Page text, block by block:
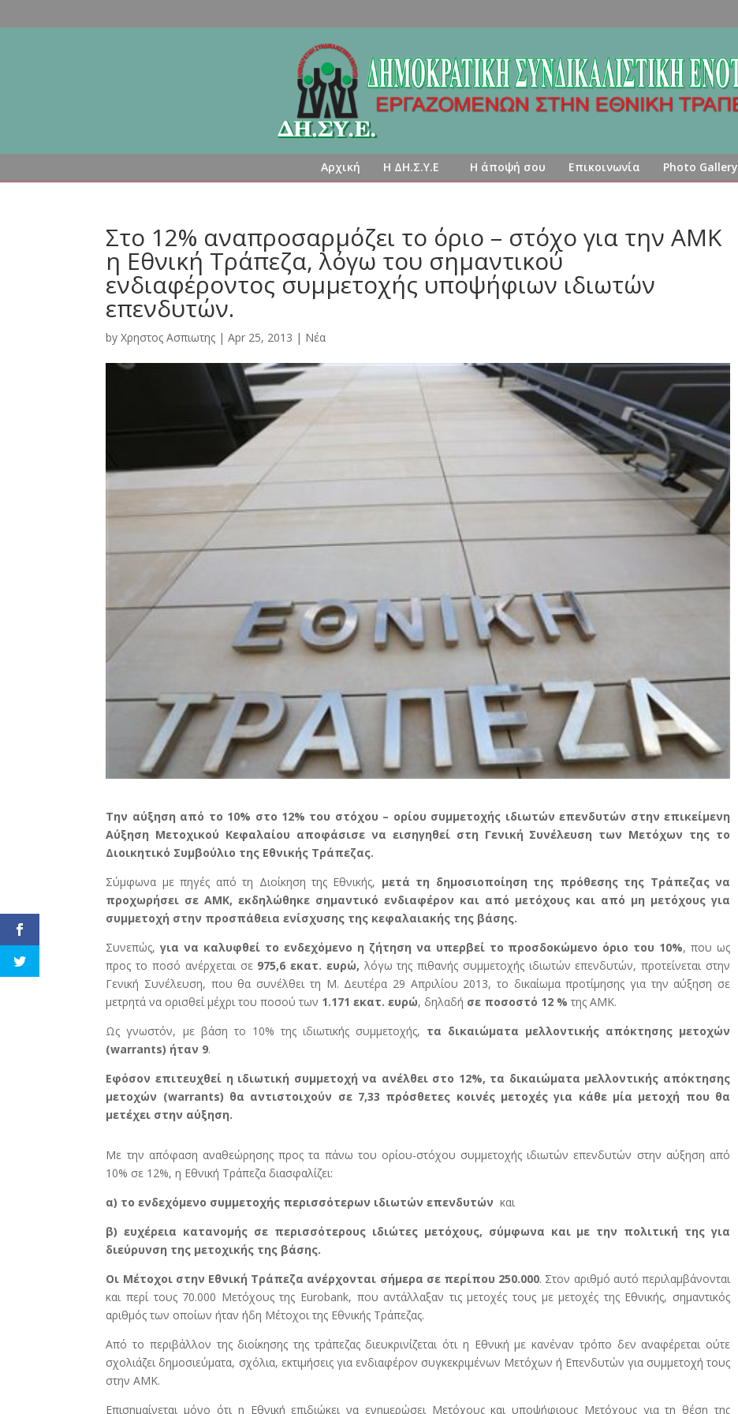
Αρχική Η ΔΗ.Σ.Υ.Ε Η άποψή σου Επικοινωνία Photo Gallery
Στο 12% αναπροσαρμόζει το όριο – στόχο για την ΑΜΚ
η Εθνική Τράπεζα, λόγω του σημαντικού
ενδιαφέροντος συμμετοχής υποψήφιων ιδιωτών
επενδυτών.
byΧρηστος Ασπιωτης |Apr 25, 2013 | Νέα
Την αύξηση από το 10% στο 12% του στόχου – ορίου συμμετοχής ιδιωτών επενδυτών στην επικείμενη
Αύξηση Μετοχικού Κεφαλαίου αποφάσισε να εισηγηθεί στη Γενική Συνέλευση των Μετόχων της το
Διοικητικό Συμβούλιο της Εθνικής Τράπεζας.
Σύμφωνα με πηγές από τη Διοίκηση της Εθνικής, μετά τη δημοσιοποίηση της πρόθεσης της Τράπεζας να
προχωρήσει σε ΑΜΚ, εκδηλώθηκε σημαντικό ενδιαφέρον και από μετόχους και από μη μετόχους για
συμμετοχή στην προσπάθεια ενίσχυσης της κεφαλαιακής της βάσης.
Συνεπώς,για να καλυφθεί το ενδεχόμενο η ζήτηση να υπερβεί το προσδοκώμενο όριο του 10%, που ως
προς το ποσό ανέρχεται σε 975,6 εκατ. ευρώ, λόγω της πιθανής συμμετοχής ιδιωτών επενδυτών, προτείνεται στην
Γενική Συνέλευση, που θα συνέλθει τη Μ. Δευτέρα 29 Απριλίου 2013, το δικαίωμα προτίμησης για την αύξηση σε
μετρητά να ορισθεί μέχρι του ποσού των 1.171 εκατ. ευρώ, δηλαδή σε ποσοστό 12 % της ΑΜΚ.
Ως γνωστόν, με βάση το 10% της ιδιωτικής συμμετοχής, τα δικαιώματα μελλοντικής απόκτησης μετοχών
(warrants) ήταν 9.
Εφόσον επιτευχθεί η ιδιωτική συμμετοχή να ανέλθει στο 12%, τα δικαιώματα μελλοντικής απόκτησης
μετοχών (warrants) θα αντιστοιχούν σε 7,33 πρόσθετες κοινές μετοχές για κάθε μία μετοχή που θα
μετέχει στην αύξηση.
Με την απόφαση αναθεώρησης προς τα πάνω του ορίου-στόχου συμμετοχής ιδιωτών επενδυτών στην αύξηση από
10% σε 12%, η Εθνική Τράπεζα διασφαλίζει:
α) το ενδεχόμενο συμμετοχής περισσότερων ιδιωτών επενδυτών και
β) ευχέρεια κατανομής σε περισσότερους ιδιώτες μετόχους, σύμφωνα και με την πολιτική της για
διεύρυνση της μετοχικής της βάσης.
Οι Μέτοχοι στην Εθνική Τράπεζα ανέρχονται σήμερα σε περίπου 250.000. Στον αριθμό αυτό περιλαμβάνονται
και περί τους 70.000 Μετόχους της Eurobank, που αντάλλαξαν τις μετοχές τους με μετοχές της Εθνικής, σημαντικός
αριθμός των οποίων ήταν ήδη Μέτοχοι της Εθνικής Τράπεζας.
Από το περιβάλλον της διοίκησης της τράπεζας διευκρινίζεται ότι η Εθνική με κανέναν τρόπο δεν αναφέρεται ούτε
σχολιάζει δημοσιεύματα, σχόλια, εκτιμήσεις για ενδιαφέρον συγκεκριμένων Μετόχων ή Επενδυτών για συμμετοχή τους
στην ΑΜΚ.
Επισημαίνεται μόνο ότι η Εθνική επιδιώκει να ενημερώσει Μετόχους και υποψήφιους Μετόχους για τη θέση της